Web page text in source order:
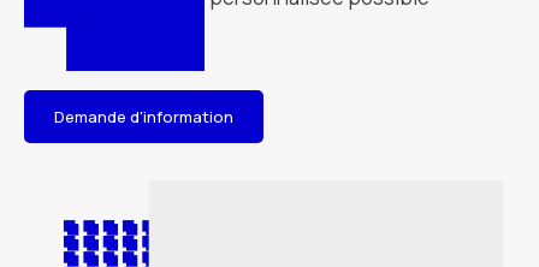
Demande d'information